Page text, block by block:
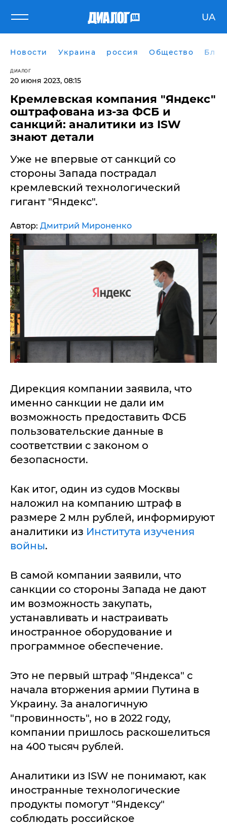
UA
Новости Украина россия Общество
ДИАЛОГ
20 июня 2023, 08:15
​Кремлевская компания "Яндекс"
оштрафована из-за ФСБ и
санкций: аналитики из ISW
знают детали
Уже не впервые от санкций со
стороны Запада пострадал
кремлевский технологический
гигант "Яндекс".
Автор: Дмитрий Мироненко
Дирекция компании заявила, что
именно санкции не дали им
возможность предоставить ФСБ
пользовательские данные в
соответствии с законом о
безопасности.
Как итог, один из судов Москвы
наложил на компанию штраф в
размере 2 млн рублей, информируют
аналитики из Института изучения
войны.
В самой компании заявили, что
санкции со стороны Запада не дают
им возможность закупать,
устанавливать и настраивать
иностранное оборудование и
программное обеспечение.
Это не первый штраф "Яндекса" с
начала вторжения армии Путина в
Украину. За аналогичную
"провинность", но в 2022 году,
компании пришлось раскошелиться
на 400 тысяч рублей.
Аналитики из ISW не понимают, как
иностранные технологические
продукты помогут "Яндексу"
соблюдать российское